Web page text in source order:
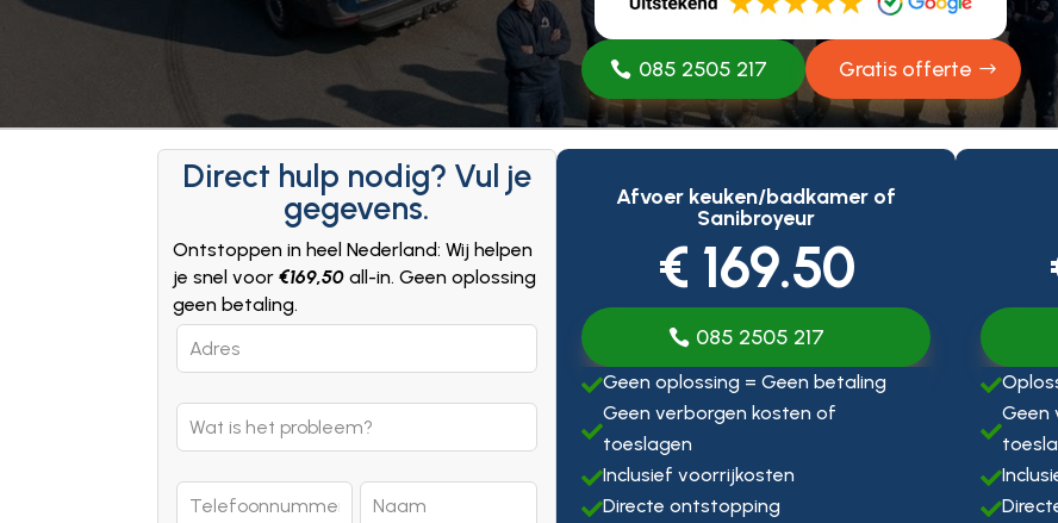
085 2505 217 Gratis offerte
Direct hulp nodig? Vul je
gegevens.
Ontstoppen in heel Nederland: Wij helpen
je snel voor €169,50 all-in. Geen oplossing
geen betaling.
Leave
this
blank
Afvoer keuken/badkamer of
Sanibroyeur
€ 169.50
085 2505 217
Geen oplossing = Geen betaling

Geen verborgen kosten of
toeslagen
Inclusief voorrijkosten
Directe ontstopping


Geen

